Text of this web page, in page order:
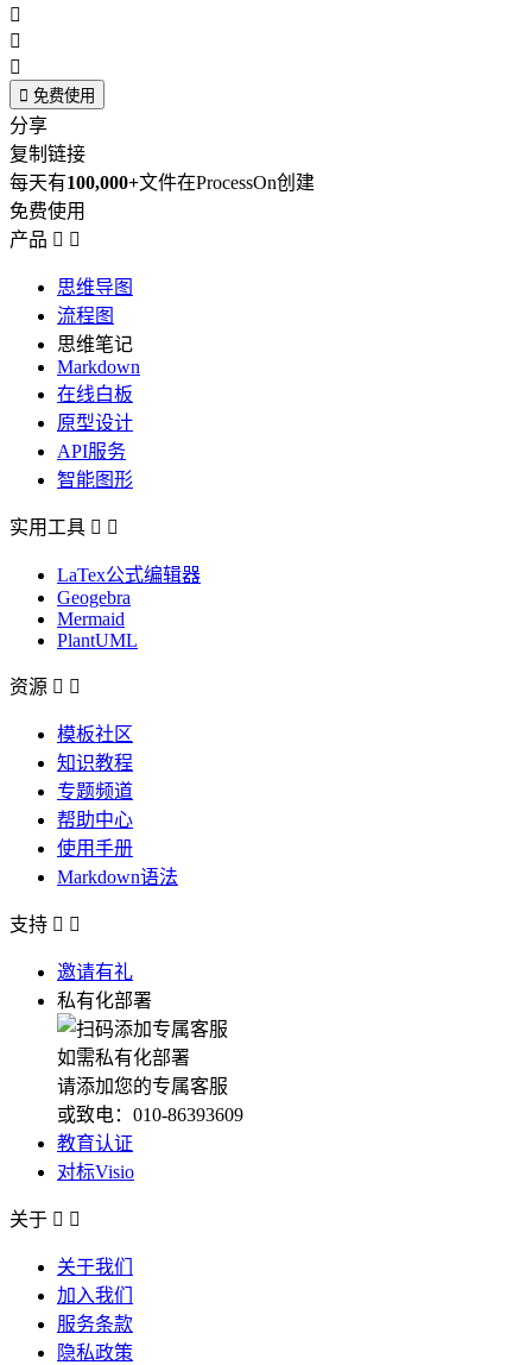



 免费使用
分享
复制链接
每天有100,000+文件在ProcessOn创建
免费使用
产品  
思维导图
流程图
思维笔记
Markdown
在线白板
原型设计
API服务
智能图形
实用工具  
LaTex公式编辑器
Geogebra
Mermaid
PlantUML
资源  
模板社区
知识教程
专题频道
帮助中心
使用手册
Markdown语法
支持  
邀请有礼
私有化部署
如需私有化部署
请添加您的专属客服
或致电：010-86393609
教育认证
对标Visio
关于  
关于我们
加入我们
服务条款
隐私政策